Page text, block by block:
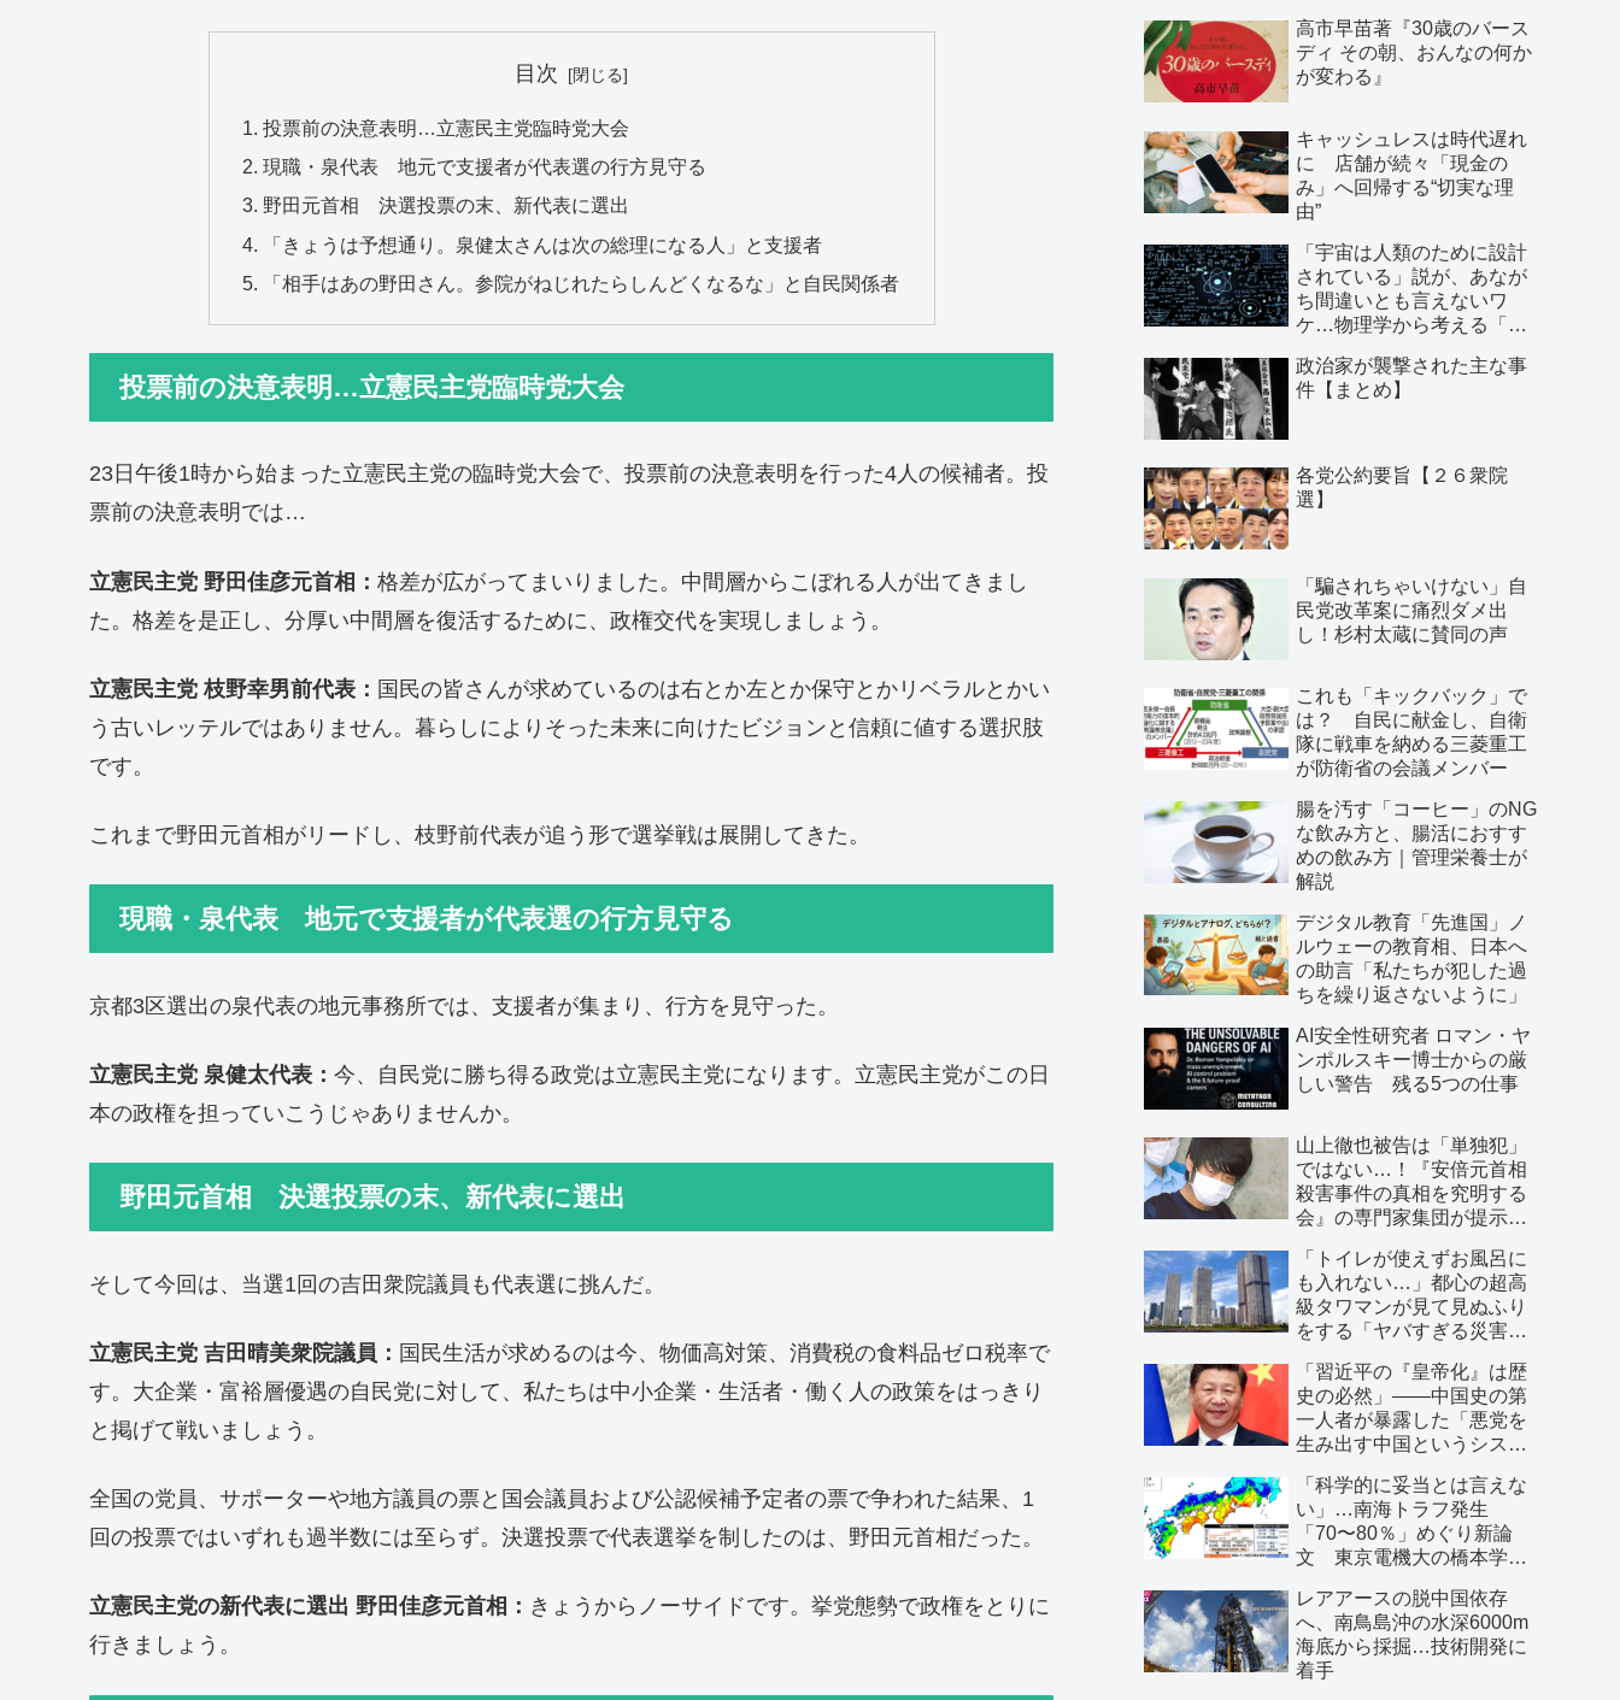
目次
投票前の決意表明…立憲民主党臨時党大会
現職・泉代表 地元で支援者が代表選の行方見守る
野田元首相 決選投票の末、新代表に選出
「きょうは予想通り。泉健太さんは次の総理になる人」と支援者
「相手はあの野田さん。参院がねじれたらしんどくなるな」と自民関係者
投票前の決意表明…立憲民主党臨時党大会
23日午後1時から始まった立憲民主党の臨時党大会で、投票前の決意表明を行った4人の候補者。投
票前の決意表明では…
立憲民主党 野田佳彦元首相： 格差が広がってまいりました。中間層からこぼれる人が出てきまし
た。格差を是正し、分厚い中間層を復活するために、政権交代を実現しましょう。
立憲民主党 枝野幸男前代表： 国民の皆さんが求めているのは右とか左とか保守とかリベラルとかい
う古いレッテルではありません。暮らしによりそった未来に向けたビジョンと信頼に値する選択肢
です。
これまで野田元首相がリードし、枝野前代表が追う形で選挙戦は展開してきた。
現職・泉代表 地元で支援者が代表選の行方見守る
京都3区選出の泉代表の地元事務所では、支援者が集まり、行方を見守った。
立憲民主党 泉健太代表： 今、自民党に勝ち得る政党は立憲民主党になります。立憲民主党がこの日
本の政権を担っていこうじゃありませんか。
野田元首相 決選投票の末、新代表に選出
そして今回は、当選1回の吉田衆院議員も代表選に挑んだ。
立憲民主党 吉田晴美衆院議員： 国民生活が求めるのは今、物価高対策、消費税の食料品ゼロ税率で
す。大企業・富裕層優遇の自民党に対して、私たちは中小企業・生活者・働く人の政策をはっきり
と掲げて戦いましょう。
全国の党員、サポーターや地方議員の票と国会議員および公認候補予定者の票で争われた結果、1
回の投票ではいずれも過半数には至らず。決選投票で代表選挙を制したのは、野田元首相だった。
立憲民主党の新代表に選出 野田佳彦元首相： きょうからノーサイドです。挙党態勢で政権をとりに
行きましょう。
高市早苗著『30歳のバース
ディ その朝、おんなの何か
が変わる』
キャッシュレスは時代遅れ
に 店舗が続々「現金の
み」へ回帰する“切実な理
由”
「宇宙は人類のために設計
されている」説が、あなが
ち間違いとも言えないワ
ケ…物理学から考える「こ
政治家が襲撃された主な事
件【まとめ】
各党公約要旨【２６衆院
選】
「騙されちゃいけない」自
民党改革案に痛烈ダメ出
し！杉村太蔵に賛同の声
これも「キックバック」で
は？ 自民に献金し、自衛
隊に戦車を納める三菱重工
が防衛省の会議メンバー
腸を汚す「コーヒー」のNG
な飲み方と、腸活におすす
めの飲み方｜管理栄養士が
解説
デジタル教育「先進国」ノ
ルウェーの教育相、日本へ
の助言「私たちが犯した過
ちを繰り返さないように」
AI安全性研究者 ロマン・ヤ
ンポルスキー博士からの厳
しい警告 残る5つの仕事
山上徹也被告は「単独犯」
ではない…！『安倍元首相
殺害事件の真相を究明する
会』の専門家集団が提示し
「トイレが使えずお風呂に
も入れない…」都心の超高
級タワマンが見て見ぬふり
をする「ヤバすぎる災害リ
「習近平の『皇帝化』は歴
史の必然」――中国史の第
一人者が暴露した「悪党を
生み出す中国というシステ
「科学的に妥当とは言えな
い」…南海トラフ発生
「70〜80％」めぐり新論
文 東京電機大の橋本学特
レアアースの脱中国依存
へ、南鳥島沖の水深6000m
海底から採掘…技術開発に
着手